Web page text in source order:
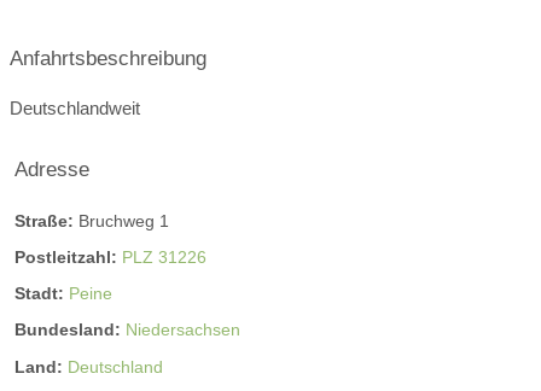
Anfahrtsbeschreibung
Deutschlandweit
Adresse
Straße: Bruchweg 1
Postleitzahl: PLZ 31226
Stadt: Peine
Bundesland: Niedersachsen
Land: Deutschland